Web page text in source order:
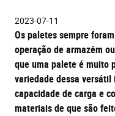
2023-07-11
Os paletes sempre
operação de armazém
que uma palete é muito
variedade dessa
capacidade de carga e
materiais de que são